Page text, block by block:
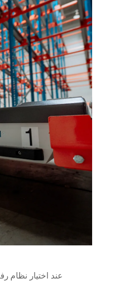
عند اختيار نظام